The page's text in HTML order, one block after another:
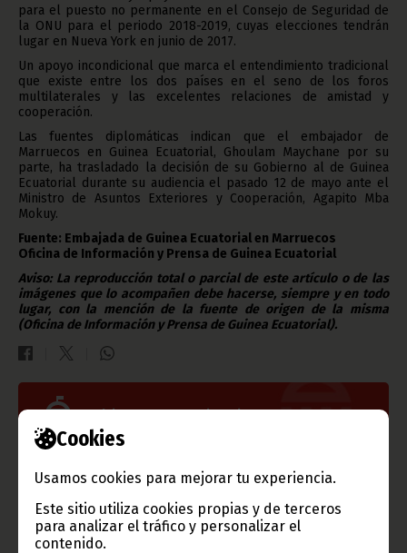
Cookies
Usamos cookies para mejorar tu experiencia.
Este sitio utiliza cookies propias y de terceros
para analizar el tráfico y personalizar el
contenido.
para el puesto no permanente en el Consejo de Seguridad de
la ONU para el periodo 2018-2019, cuyas elecciones tendrán
lugar en Nueva York en junio de 2017.
Un apoyo incondicional que marca el entendimiento tradicional
que existe entre los dos países en el seno de los foros
multilaterales y las excelentes relaciones de amistad y
cooperación.
Las fuentes diplomáticas indican que el embajador de
Marruecos en Guinea Ecuatorial, Ghoulam Maychane por su
parte, ha trasladado la decisión de su Gobierno al de Guinea
Ecuatorial durante su audiencia el pasado 12 de mayo ante el
Ministro de Asuntos Exteriores y Cooperación, Agapito Mba
Mokuy.
Fuente: Embajada de Guinea Ecuatorial en Marruecos
Oficina de Información y Prensa de Guinea Ecuatorial
Aviso: La reproducción total o parcial de este artículo o de las
imágenes que lo acompañen debe hacerse, siempre y en todo
lugar, con la mención de la fuente de origen de la misma
(Oficina de Información y Prensa de Guinea Ecuatorial).
Gobierno e Instituciones
Información de Guinea Ecuatorial